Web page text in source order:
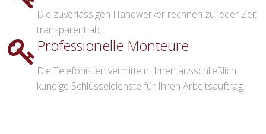
Die zuverlässigen Handwerker rechnen zu jeder Zeit
transparent ab.
Professionelle Monteure
Die Telefonisten vermitteln Ihnen ausschließlich
kundige Schlüsseldienste für Ihren Arbeitsauftrag.